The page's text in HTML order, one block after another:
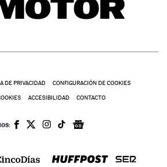
DE PRIVACIDAD CONFIGURACIÓN DE COOKIES
ACCESIBILIDAD CONTACTO